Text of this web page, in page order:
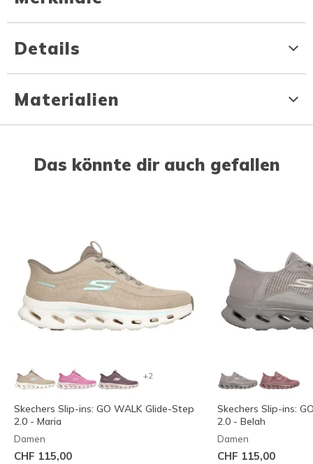
Details
Materialien
Das könnte dir auch gefallen
+2
Skechers Slip-ins: GO WALK Glide-Step
2.0 - Maria
Damen
CHF 115,00
Skechers Slip-ins:
2.0 - Belah
Damen
CHF 115,00